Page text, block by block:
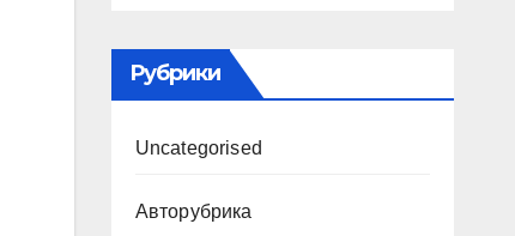
Рубрики
Uncategorised
Авторубрика